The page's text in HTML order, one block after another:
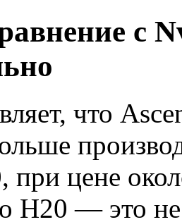
с
что
цене
H20 — это